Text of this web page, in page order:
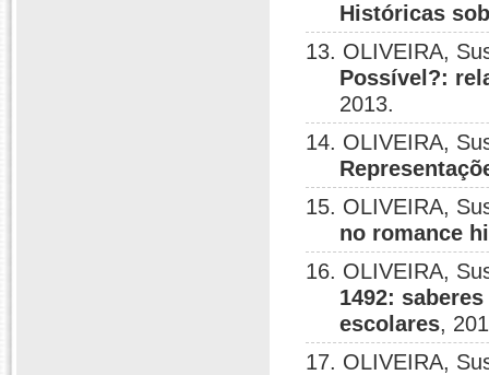
Históricas
13. OLIVEIRA,
Possível?:
2013.
14. OLIVEIRA,
15. OLIVEIRA,
no romance
16. OLIVEIRA,
1492:
escolares,
17. OLIVEIRA,